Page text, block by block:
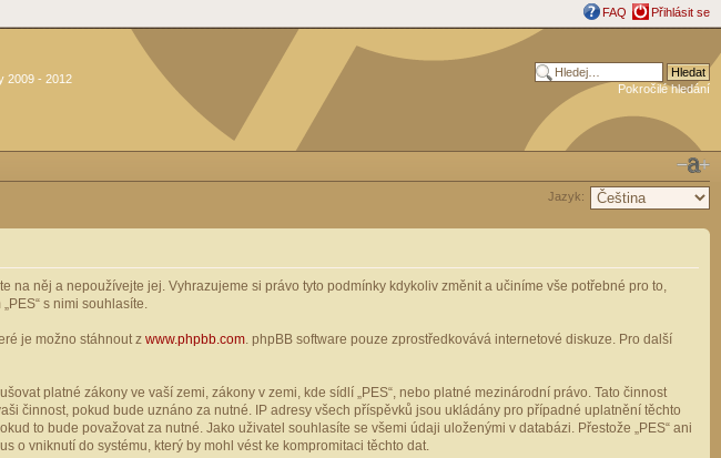
FAQ Přihlásit se
2009 - 2012
Pokročilé hledání
Jazyk:
něj a nepoužívejte jej. Vyhrazujeme si právo tyto podmínky kdykoliv změnit a učiníme vše potřebné pro to,
s nimi souhlasíte.
je možno stáhnout z www.phpbb.com . phpBB software pouze zprostředkovává internetové diskuze. Pro další
platné zákony ve vaší zemi, zákony v zemi, kde sídlí „PES“, nebo platné mezinárodní právo. Tato činnost
činnost, pokud bude uznáno za nutné. IP adresy všech příspěvků jsou ukládány pro případné uplatnění těchto
to bude považovat za nutné. Jako uživatel souhlasíte se všemi údaji uloženými v databázi. Přestože „PES“ ani
o vniknutí do systému, který by mohl vést ke kompromitaci těchto dat.